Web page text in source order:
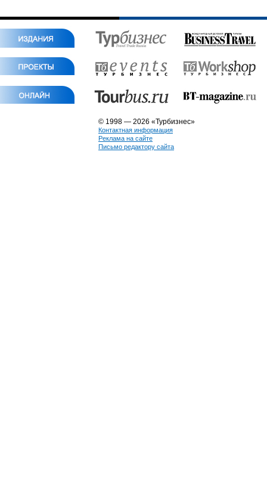
© 1998 — 2026 «Турбизнес»
Контактная информация
Реклама на сайте
Письмо редактору сайта